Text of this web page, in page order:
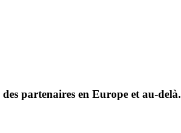
partenaires en Europe et au-delà.